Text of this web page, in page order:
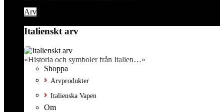
Arv
Italienskt arv
«Historia och symboler från Italien…»
Shoppa
Arvprodukter
Italienska Vapen
Om